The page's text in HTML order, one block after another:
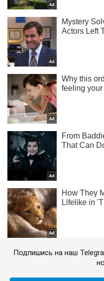
Подпишись на наш